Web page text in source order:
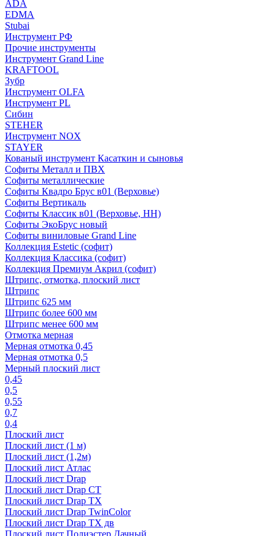
ADA
EDMA
Stubai
Инструмент РФ
Прочие инструменты
Инструмент Grand Line
KRAFTOOL
Зубр
Инструмент OLFA
Инструмент PL
Сибин
STEHER
Инструмент NOX
STAYER
Кованый инструмент Касаткин и сыновья
Софиты Металл и ПВХ
Софиты металлические
Софиты Квадро Брус в01 (Верховье)
Софиты Вертикаль
Софиты Классик в01 (Верховье, НН)
Софиты ЭкоБрус новый
Софиты виниловые Grand Line
Коллекция Estetic (софит)
Коллекция Классика (софит)
Коллекция Премиум Акрил (софит)
Штрипс, отмотка, плоский лист
Штрипс
Штрипс 625 мм
Штрипс более 600 мм
Штрипс менее 600 мм
Отмотка мерная
Мерная отмотка 0,45
Мерная отмотка 0,5
Мерный плоский лист
0,45
0,5
0,55
0,7
0,4
Плоский лист
Плоский лист (1 м)
Плоский лист (1,2м)
Плоский лист Атлас
Плоский лист Drap
Плоский лист Drap СТ
Плоский лист Drap TX
Плоский лист Drap TwinColor
Плоский лист Drap ТХ дв
Плоский лист Полиэстер Дачный